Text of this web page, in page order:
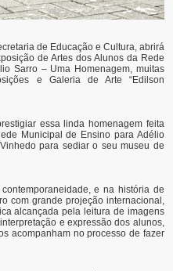
de Educação e Cultura, abrirá
de Artes dos Alunos da Rede
Sarro – Uma Homenagem, muitas
e Galeria de Arte “Edilson
essa linda homenagem feita
Municipal de Ensino para Adélio
para sediar o seu museu de
e na história de
com grande projeção internacional,
alcançada pela leitura de imagens
e expressão dos alunos,
acompanham no processo de fazer